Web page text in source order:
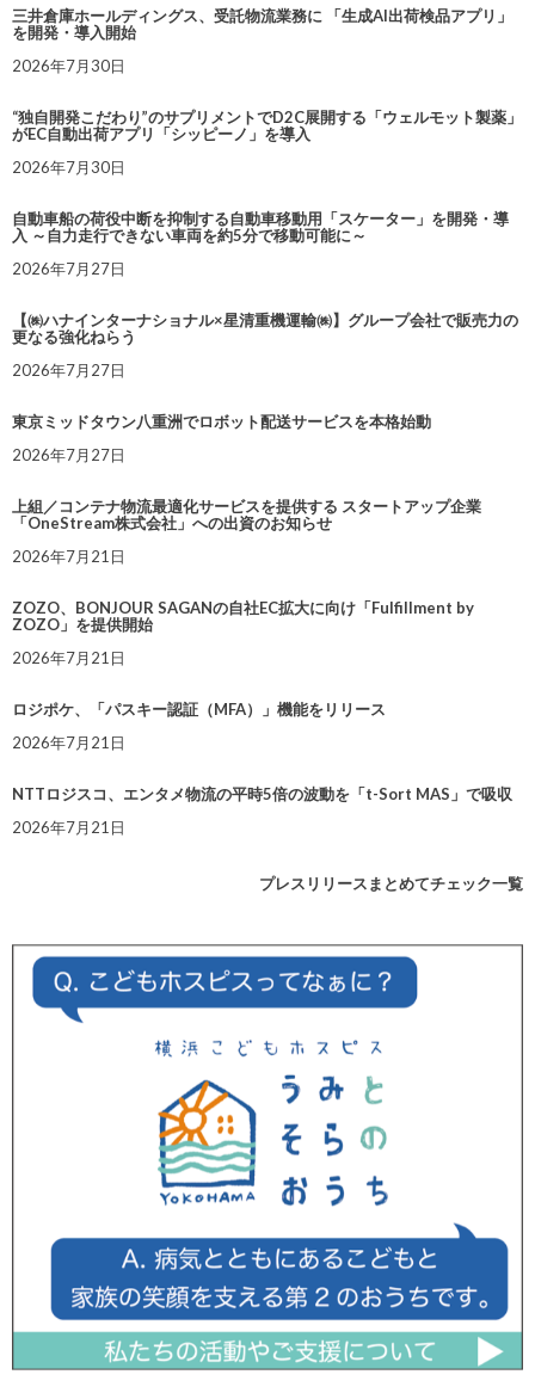
三井倉庫ホールディングス、受託物流業務に 「生成AI出荷検品アプリ」
を開発・導入開始
2026年7月30日
“独自開発こだわり”のサプリメントでD2C展開する「ウェルモット製薬」
がEC自動出荷アプリ「シッピーノ」を導入
2026年7月30日
自動車船の荷役中断を抑制する自動車移動用「スケーター」を開発・導
入 ～自力走行できない車両を約5分で移動可能に～
2026年7月27日
【㈱ハナインターナショナル×星清重機運輸㈱】グループ会社で販売力の
更なる強化ねらう
2026年7月27日
東京ミッドタウン八重洲でロボット配送サービスを本格始動
2026年7月27日
上組／コンテナ物流最適化サービスを提供する スタートアップ企業
「OneStream株式会社」への出資のお知らせ
2026年7月21日
ZOZO、BONJOUR SAGANの自社EC拡大に向け「Fulfillment by
ZOZO」を提供開始
2026年7月21日
ロジポケ、「パスキー認証（MFA）」機能をリリース
2026年7月21日
NTTロジスコ、エンタメ物流の平時5倍の波動を「t-Sort MAS」で吸収
2026年7月21日
プレスリリースまとめてチェック一覧